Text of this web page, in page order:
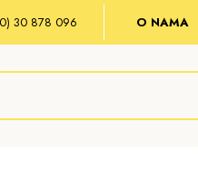
30 878 096 O NAMA